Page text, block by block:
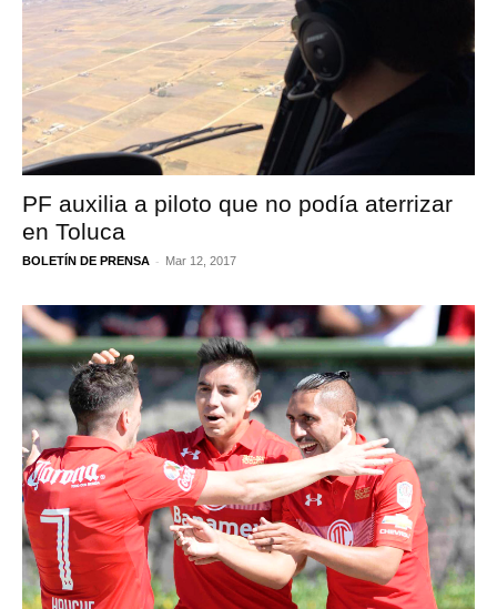
PF auxilia a piloto que no podía aterrizar
en Toluca
BOLETÍN DE PRENSA - Mar 12, 2017